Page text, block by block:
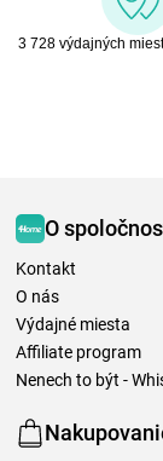
3 728 výdajných
O
Kontakt
O nás
Výdajné miesta
Affiliate program
Nenech to být -